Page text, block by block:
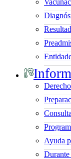
Ayuda
Durante